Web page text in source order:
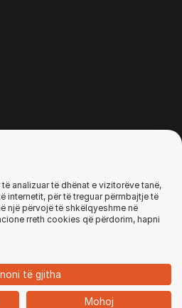
drejtat e rezervuara
analizuar të dhënat e vizitorëve tanë,
internetit, për të treguar përmbajtje të
një përvojë të shkëlqyeshme në
rreth cookies që përdorim, hapni
të gjitha
Mohoj